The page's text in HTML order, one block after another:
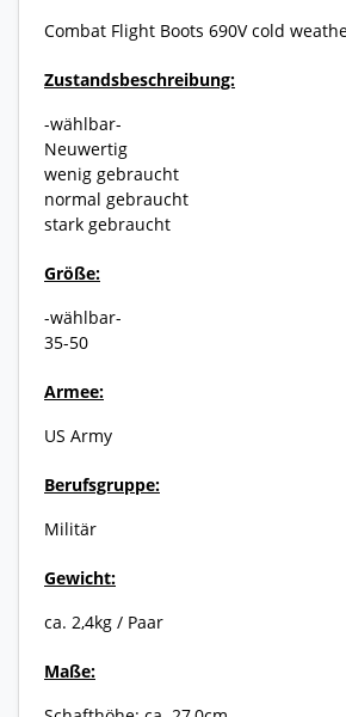
Combat Flight Boots 690V cold
Zustandsbeschreibung:
-wählbar-
Neuwertig
wenig gebraucht
normal gebraucht
stark gebraucht
Größe:
-wählbar-
35-50
Armee:
US Army
Berufsgruppe:
Militär
Gewicht:
ca. 2,4kg / Paar
Maße: